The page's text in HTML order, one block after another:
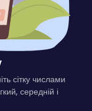
сітку числами
середній і